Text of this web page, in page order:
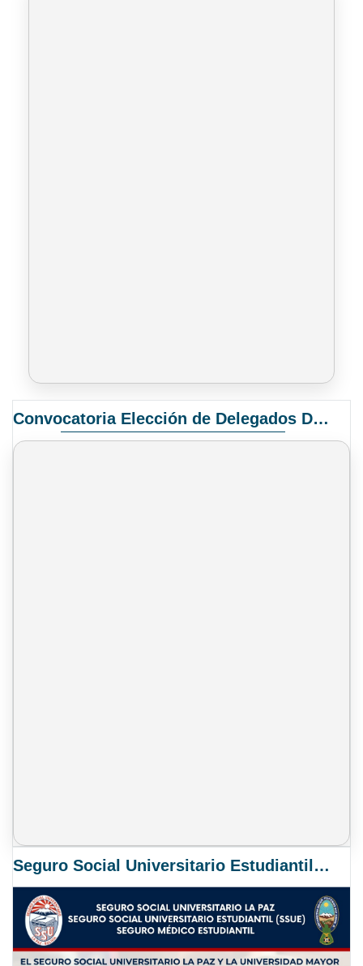
Convocatoria Elección de Delegados Docentes para el XIV Congreso Nacional de Universidades
Seguro Social Universitario Estudiantil SSUE